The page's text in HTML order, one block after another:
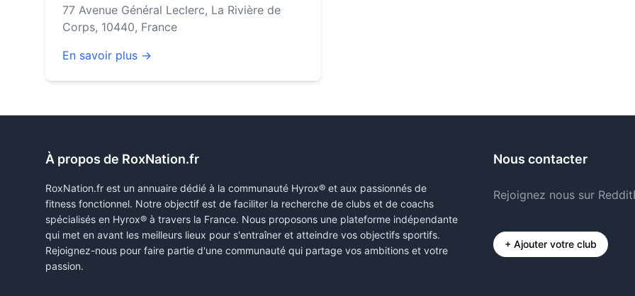
77 Avenue Général Leclerc, La Rivière de
Corps, 10440, France
En savoir plus →
À propos de RoxNation.fr
RoxNation.fr est un annuaire dédié à la communauté Hyrox® et aux passionnés de
fitness fonctionnel. Notre objectif est de faciliter la recherche de clubs et de coachs
spécialisés en Hyrox® à travers la France. Nous proposons une plateforme indépendante
qui met en avant les meilleurs lieux pour s'entraîner et atteindre vos objectifs sportifs.
Rejoignez-nous pour faire partie d'une communauté qui partage vos ambitions et votre
passion.
Nous contacter
Rejoignez nous sur Reddit
+ Ajouter votre club